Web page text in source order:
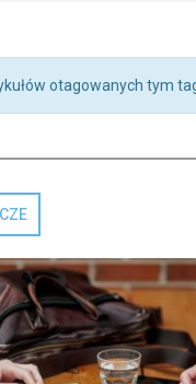
otagowanych tym